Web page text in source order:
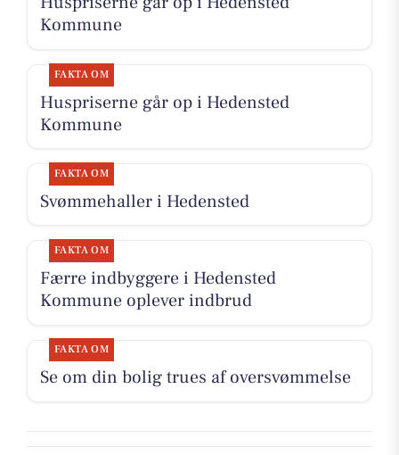
Kommune
FAKTA OM
Huspriserne går op i Hedensted
Kommune
FAKTA OM
Svømmehaller i Hedensted
FAKTA OM
Færre indbyggere i Hedensted
Kommune oplever indbrud
FAKTA OM
Se om din bolig trues af oversvømmelse